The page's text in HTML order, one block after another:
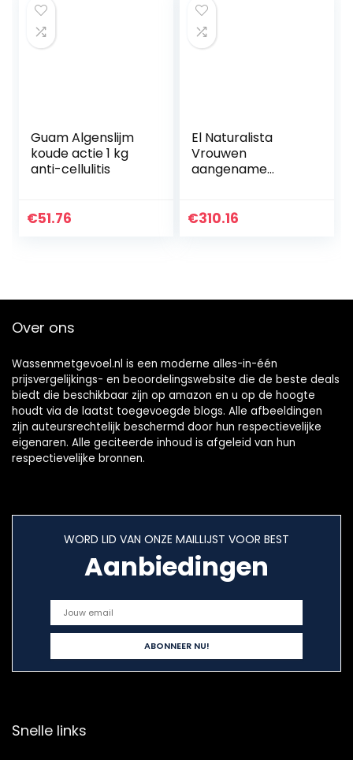
Guam Algenslijm
koude actie 1 kg
anti-cellulitis
€51.76
El Naturalista
Vrouwen
aangename
€310.16
Over ons
Wassenmetgevoel.nl is een moderne alles-in-één
prijsvergelijkings- en beoordelingswebsite die de beste deals
biedt die beschikbaar zijn op amazon en u op de hoogte
houdt via de laatst toegevoegde blogs. Alle afbeeldingen
zijn auteursrechtelijk beschermd door hun respectievelijke
eigenaren. Alle geciteerde inhoud is afgeleid van hun
respectievelijke bronnen.
WORD LID VAN ONZE MAILLIJST VOOR BEST
Aanbiedingen
Snelle links